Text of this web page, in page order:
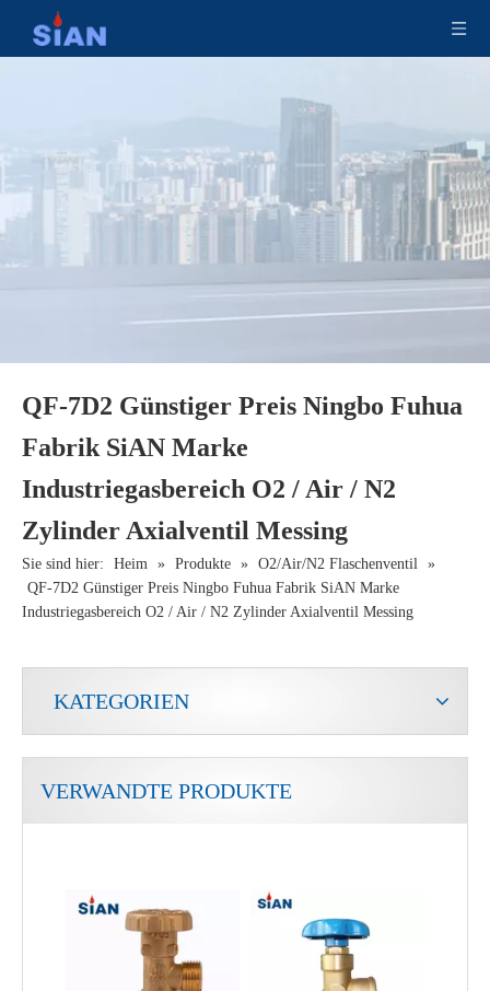
QF-7D2 Günstiger Preis Ningbo Fuhua
Fabrik SiAN Marke
Industriegasbereich O2 / Air / N2
Zylinder Axialventil Messing
Sie sind hier: Heim » Produkte » O2/Air/N2 Flaschenventil »
QF-7D2 Günstiger Preis Ningbo Fuhua Fabrik SiAN Marke
Industriegasbereich O2 / Air / N2 Zylinder Axialventil Messing
KATEGORIEN
VERWANDTE PRODUKTE
Sian D35 Safety LPG Zylindersteuerventile